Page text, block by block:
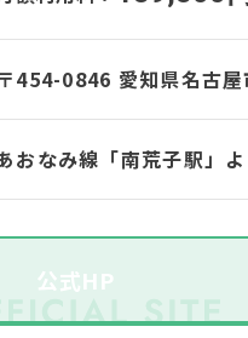
〒454-0846 愛知県名古
おなみ線「南荒子駅」
公式HP